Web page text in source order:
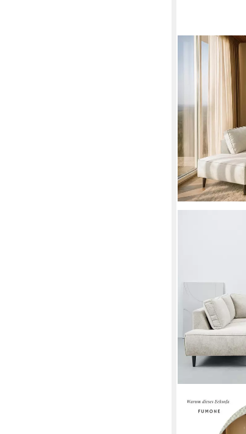
OTTO HOME
Ecksofa
Breite 260,